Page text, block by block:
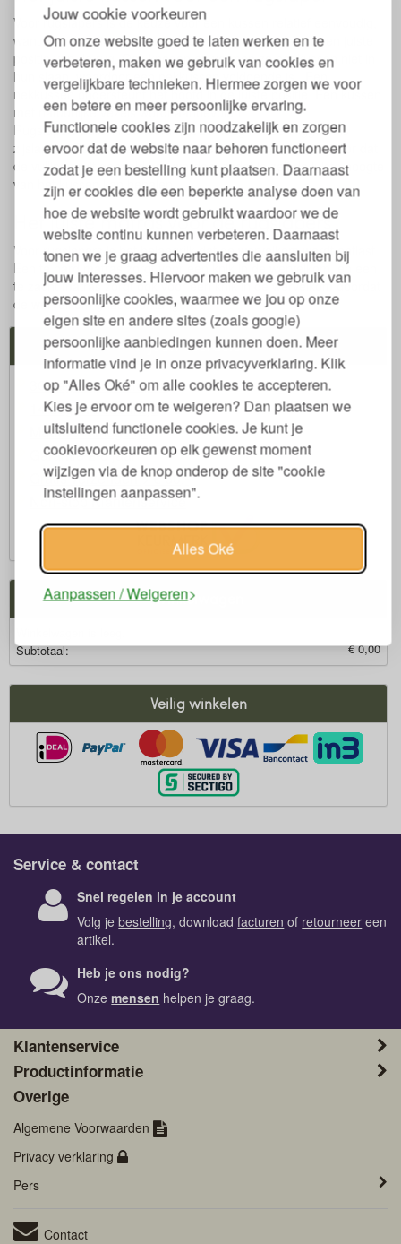
Jouw cookie voorkeuren
Om onze website goed te laten werken en te
verbeteren, maken we gebruik van cookies en
vergelijkbare technieken. Hiermee zorgen we voor
een betere en meer persoonlijke ervaring.
Functionele cookies zijn noodzakelijk en zorgen
ervoor dat de website naar behoren functioneert
zodat je een bestelling kunt plaatsen. Daarnaast
zijn er cookies die een beperkte analyse doen van
hoe de website wordt gebruikt waardoor we de
website continu kunnen verbeteren. Daarnaast
tonen we je graag advertenties die aansluiten bij
jouw interesses. Hiervoor maken we gebruik van
persoonlijke cookies, waarmee we jou op onze
eigen site en andere sites (zoals google)
persoonlijke aanbiedingen kunnen doen. Meer
informatie vind je in onze privacyverklaring. Klik
op "Alles Oké" om alle cookies te accepteren.
Kies je ervoor om te weigeren? Dan plaatsen we
uitsluitend functionele cookies. Je kunt je
cookievoorkeuren op elk gewenst moment
wijzigen via de knop onderop de site "cookie
instellingen aanpassen".
Alles Oké
Aanpassen / Weigeren
Voor rugslapers is de keuze voor een kussen relatief eenvoudig,
want doordat zij op hun rug slapen, zorgen ze al voor een juiste
positie van de rug. Ook kneden en vormen ze het kussen niet in
hun slaap, waardoor een nekkussen voldoende is. Een
nekkussen ondersteunt het hoofd in de juiste positie. Een kussen
met natuurlijke vezels wordt aanbevolen.
Rugslapers zullen het hoofd niet zo hoog hebben liggen als
zijslapers. Zorg er daarom bij de keuze van een kussen voor dat
de vulling eruit gehaald kan worden, zodat je zelf de juiste hoogte
van het kussen kan bepalen.
Het juiste matras voor de rugslapers
Voor rugslapers is het belangrijk dat de wervelkom wordt ontlast.
Een te hard matras zorgt voor een knik in de wervelkom, en een
te zacht matras zorgt ook voor een knik in de wervelkom doordat
de wervelkom gaat doorhangen.
Jouw Voordelen
30 dagen proefslapen
14 dagen bedenktijd
Maatwerk mogelijk
Garantie 2-8 jaar
Gratis verzenden > € 60,-
Non-stop Klantenservice
Winkelwagen
Subtotaal:
€ 0,00
Veilig winkelen
Service & contact
Snel regelen in je account
Volg jebestelling, downloadfacturen of retourneer een
artikel.
Heb je ons nodig?
Onzemensen helpen je graag.
Klantenservice
Productinformatie
Overige
Algemene Voorwaarden
Privacy verklaring
Pers
Contact